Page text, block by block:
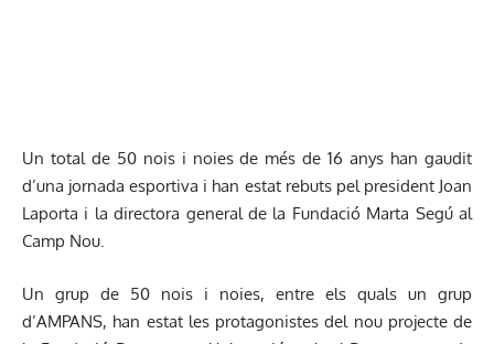
Un total de 50 nois i noies de més de 16 anys han gaudit
d’una jornada esportiva i han estat rebuts pel president Joan
Laporta i la directora general de la Fundació Marta Segú al
Camp Nou.
Un grup de 50 nois i noies, entre els quals un grup
d’AMPANS, han estat les protagonistes del nou projecte de